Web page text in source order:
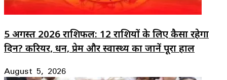
5 अगस्त 2026 राशिफल: 12 राशियों के लिए कैसा रहेगा
दिन? करियर, धन, प्रेम और स्वास्थ्य का जानें पूरा हाल
August 5, 2026